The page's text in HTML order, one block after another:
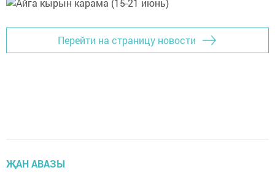
Перейти на страницу новости
ҖАН АВАЗЫ